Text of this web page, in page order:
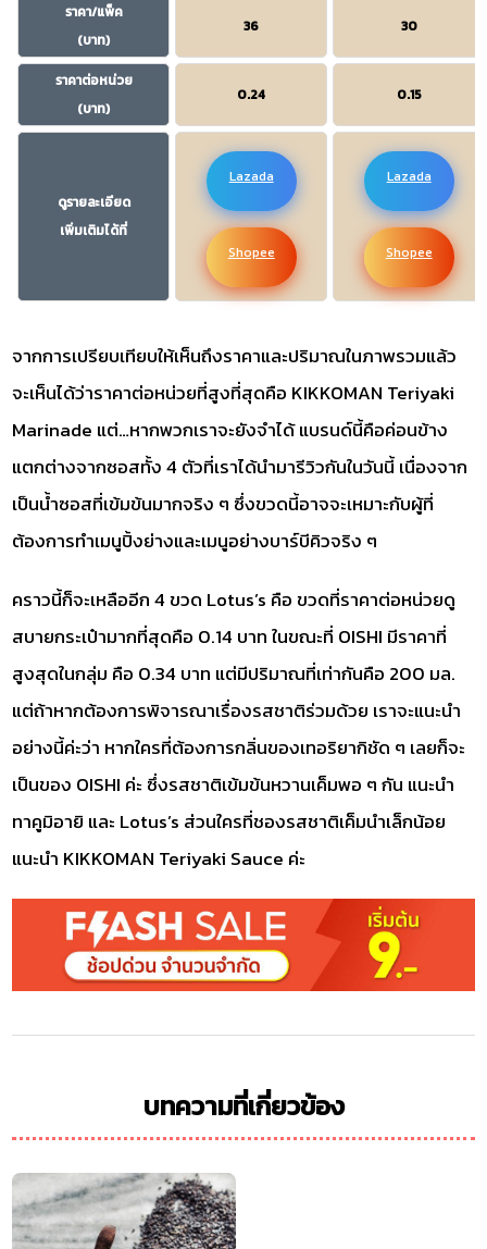
ราคา/แพ็ค
(บาท)
36 30
ราคาต่อหน่วย
(บาท)
0.24 0.15
ดูรายละเอียด
เพิ่มเติมได้ที่
Lazada
Shopee
Lazada
Shopee
จากการเปรียบเทียบให้เห็นถึงราคาและปริมาณในภาพรวมแล้ว
จะเห็นได้ว่าราคาต่อหน่วยที่สูงที่สุดคือ KIKKOMAN Teriyaki
Marinade แต่…หากพวกเราจะยังจำได้ แบรนด์นี้คือค่อนข้าง
แตกต่างจากซอสทั้ง 4 ตัวที่เราได้นำมารีวิวกันในวันนี้ เนื่องจาก
เป็นน้ำซอสที่เข้มข้นมากจริง ๆ ซึ่งขวดนี้อาจจะเหมาะกับผู้ที่
ต้องการทำเมนูปิ้งย่างและเมนูอย่างบาร์บีคิวจริง ๆ
คราวนี้ก็จะเหลืออีก 4 ขวด Lotus’s คือ ขวดที่ราคาต่อหน่วยดู
สบายกระเป๋ามากที่สุดคือ 0.14 บาท ในขณะที่ OISHI มีราคาที่
สูงสุดในกลุ่ม คือ 0.34 บาท แต่มีปริมาณที่เท่ากันคือ 200 มล.
แต่ถ้าหากต้องการพิจารณาเรื่องรสชาติร่วมด้วย เราจะแนะนำ
อย่างนี้ค่ะว่า หากใครที่ต้องการกลิ่นของเทอริยากิชัด ๆ เลยก็จะ
เป็นของ OISHI ค่ะ ซึ่งรสชาติเข้มข้นหวานเค็มพอ ๆ กัน แนะนำ
ทาคูมิอายิ และ Lotus’s ส่วนใครที่ชองรสชาติเค็มนำเล็กน้อย
แนะนำ KIKKOMAN Teriyaki Sauce ค่ะ
บทความที่เกี่ยวข้อง